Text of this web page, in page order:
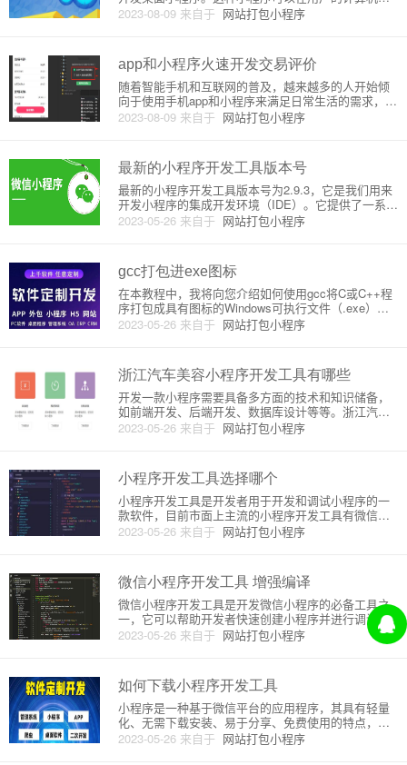
2023-08-09 来自于 网站打包小程序
运行，并提供一系列有用的功能，例如文本编辑器、
计算器、图形化界面等。本文将介绍如何使用Java开
念、图形化用户接
app和小程序火速开发交易评价
2023-08-09 来自于 网站打包小程序
随着智能手机和互联网的普及，越来越多的人开始倾
向于使用手机app和小程序来满足日常生活的需求，这
也使得app和小程序的市场需求越来越大。如何快速开
发出高质量的app和小程序成为了开发者需要思考的问
开发交易评
最新的小程序开发工具版本号
2023-05-26 来自于 网站打包小程序
最新的小程序开发工具版本号为2.9.3，它是我们用来
开发小程序的集成开发环境（IDE）。它提供了一系列
的实用工具和接口，帮助我们开发小程序并对其进行
测试和调试。使用小程序开发工具，可以大大简化我
具的主要功能包括
gcc打包进exe图标
2023-05-26 来自于 网站打包小程序
在本教程中，我将向您介绍如何使用gcc将C或C++程
序打包成具有图标的Windows可执行文件（.exe）。
首先，您需要具备以下：1. GCC编译器：我们将使用
MinGW版本的GCC，您可以从这个网址下载：https://
浙江汽车美容小程序开发工具有哪些
2023-05-26 来自于 网站打包小程序
开发一款小程序需要具备多方面的技术和知识储备，
如前端开发、后端开发、数据库设计等等。浙江汽车
美容小程序也不例外，下面就来详细介绍一下浙江汽
车美容小程序开发工具有哪些。1. 微信开发者工具微
过微信开发者工具，开发
小程序开发工具选择哪个
2023-05-26 来自于 网站打包小程序
小程序开发工具是开发者用于开发和调试小程序的一
款软件，目前市面上主流的小程序开发工具有微信开
发者工具、IDEA、VS Code等多种。那么在众多的小
程序开发工具中，该如何选择合适的工具呢？下面将
微信开发者工
微信小程序开发工具 增强编译
2023-05-26 来自于 网站打包小程序
微信小程序开发工具是开发微信小程序的必备工具之
一，它可以帮助开发者快速创建小程序并进行调试。
同时，它提供了编译工具，可以帮助开发者将代码转
换成可以在微信中运行的小程序代码。在最新版的微
更快的编译代码。增强编译是
如何下载小程序开发工具
2023-05-26 来自于 网站打包小程序
小程序是一种基于微信平台的应用程序，其具有轻量
化、无需下载安装、易于分享、免费使用的特点，因
此成为了当下越来越受欢迎的一种应用模式。如果你
想要开发小程序，那么需要下载小程序开发工具。小